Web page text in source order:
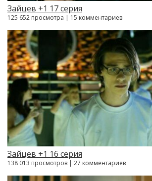
Зайцев +1 17 серия
125 652 просмотра | 15 комментариев
Зайцев +1 16 серия
138 013 просмотров | 27 комментариев